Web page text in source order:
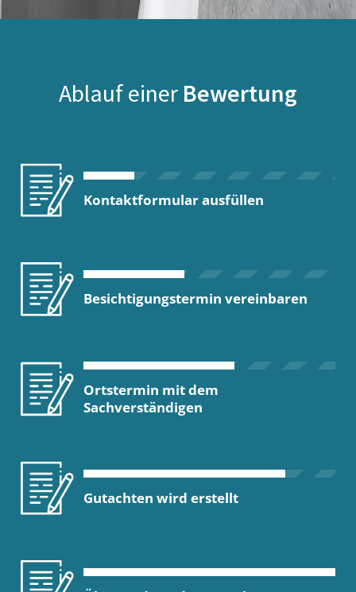
Ablauf einer Bewertung
Kontaktformular ausfüllen
Besichtigungstermin vereinbaren
Ortstermin mit dem
Sachverständigen
Gutachten wird erstellt